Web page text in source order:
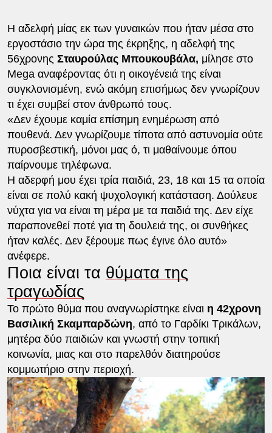
Η αδελφή μίας εκ των γυναικών που ήταν μέσα στο
εργοστάσιο την ώρα της έκρηξης, η αδελφή της
56χρονης Σταυρούλας Μπουκουβάλα, μίλησε στο
Mega αναφέροντας ότι η οικογένειά της είναι
συγκλονισμένη, ενώ ακόμη επισήμως δεν γνωρίζουν
τι έχει συμβεί στον άνθρωπό τους.
«Δεν έχουμε καμία επίσημη ενημέρωση από
πουθενά. Δεν γνωρίζουμε τίποτα από αστυνομία ούτε
πυροσβεστική, μόνοι μας ό, τι μαθαίνουμε όπου
παίρνουμε τηλέφωνα.
Η αδερφή μου έχει τρία παιδιά, 23, 18 και 15 τα οποία
είναι σε πολύ κακή ψυχολογική κατάσταση. Δούλευε
νύχτα για να είναι τη μέρα με τα παιδιά της. Δεν είχε
παραπονεθεί ποτέ για τη δουλειά της, οι συνθήκες
ήταν καλές. Δεν ξέρουμε πως έγινε όλο αυτό»
ανέφερε.
Ποια είναι τα θύματα της
τραγωδίας
Το πρώτο θύμα που αναγνωρίστηκε είναι η 42χρονη
Βασιλική Σκαμπαρδώνη, από το Γαρδίκι Τρικάλων,
μητέρα δύο παιδιών και γνωστή στην τοπική
κοινωνία, μιας και στο παρελθόν διατηρούσε
κομμωτήριο στην περιοχή.